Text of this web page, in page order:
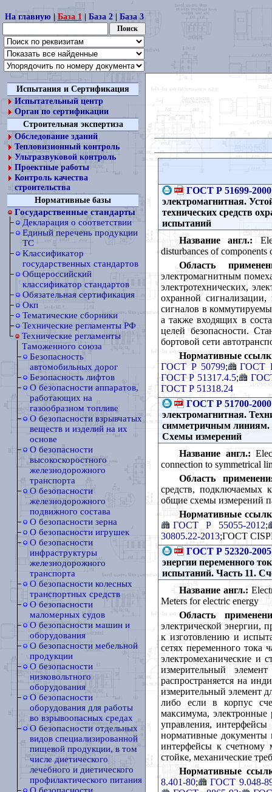
На главную| База 1| База 2| База 3
Испытания и Сертификация
Испытательный центр
Орган по сертификации
Строительная экспертиза
Обследование зданий
Тепловизионный контроль
Ультразвуковой контроль
Проектные работы
Контроль качества
строительства
Нормативные базы
Государственные стандарты
Декларация о соответствии
Единый перечень продукции
ТС
Классификатор
государственных стандартов
Общероссийский
классификатор стандартов
Обязательная сертификация
Окп
Тематические сборники
Технические регламенты РФ
Технические регламенты
Таможенного союза
Безопасность
автомобильных дорог
Безопасность лифтов
О безопасности аппаратов,
работающих на
газообразном топливе
О безопасности взрывчатых
веществ и изделий на их
основе
О безопасности
высокоскоростного
железнодорожного
транспорта
О безопасности
железнодорожного
подвижного состава
О безопасности зерна
О безопасности игрушек
О безопасности
инфраструктуры
железнодорожного
транспорта
О безопасности колесных
транспортных средств
О безопасности
маломерных судов
О безопасности машин и
оборудования
О безопасности мебельной
продукции
О безопасности
низковольтного
оборудования
О безопасности
оборудования для работы
во взрывоопасных средах
О безопасности отдельных
видов специализированной
пищевой продукции, в том
числе диетического
лечебного и диетического
профилактического питания
ГОСТ Р 51699-2000
электромагнитная.
технических средств
испытаний
Название англ.:
disturbances of components
Область
электромагнитным
электротехнических,
охранной
сигналов в
а также входящих в
целей безопасности.
бортовой сети
Нормативные
ГОСТ Р 50799;
ГОСТ
ГОСТ Р 51317.4.5;
ГОСТ Р 51318.24
ГОСТ Р 51700-2000
электромагнитная.
симметричным линиям.
Схемы измерений
Название англ.:
connection to symmetrical
Область
средств, подключаемых
общие схемы измерений
Нормативные
ГОСТ Р 55055-2012;
30805.22-2013;ГОСТ
ГОСТ Р 52320-2005
энергии переменного
испытаний. Часть 11.
Название англ.:
Meters for electric energy
Область
электрической энергии,
к изготовлению и
сетях переменного тока
электромеханические и
измерительный
распространяется на
измерительный элемент
либо если в корпус
максимума, электронные
управления,
нормативные документы
интерфейсы к счетному
стойке, механические
Нормативные
8.401-80;
ГОСТ 9.048-